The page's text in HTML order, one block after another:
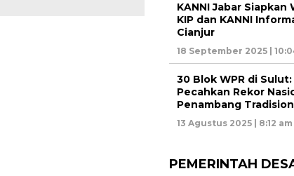
KANNI Jabar Siapkan
KIP dan KANNI
Cianjur
18 September 2025 |
30 Blok WPR di
Pecahkan Rekor
Penambang
13 Agustus 2025 | 8:12
PEMERINTAH